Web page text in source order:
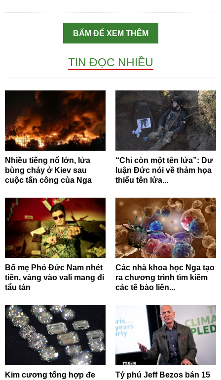
BẤM ĐỂ XEM THÊM
TIN ĐỌC NHIỀU
Nhiều tiếng nổ lớn, lửa
bùng cháy ở Kiev sau
cuộc tấn công của Nga
“Chỉ còn một tên lửa”: Dư
luận Đức nói về thảm họa
thiếu tên lửa...
Bố mẹ Phó Đức Nam nhét
tiền, vàng vào vali mang đi
tẩu tán
Các nhà khoa học Nga tạo
ra chương trình tìm kiếm
các tế bào liên...
Kim cương tổng hợp đe
Tỷ phú Jeff Bezos bán 15